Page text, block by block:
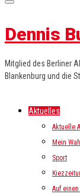
Dennis
Mitglied des Berliner
Blankenburg und die
Aktuelles
Aktuelle
Mein
Sport
Auf